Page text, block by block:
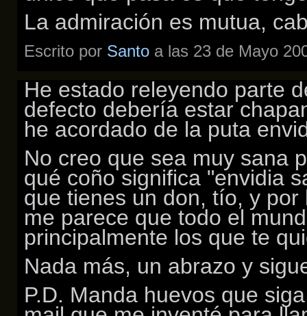
La admiración es mutua,
Escrito por Santo a las 23 de Mayo
He estado releyendo parte
defecto debería estar
he acordado de la puta
No creo que sea muy sana
qué coño significa "envidia
que tienes un don, tío, y
me parece que todo el
principalmente los que te
Nada más, un abrazo y
P.D. Manda huevos que